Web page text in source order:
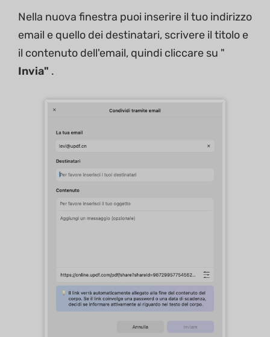
Nella nuova finestra puoi inserire il tuo indirizzo
email e quello dei destinatari, scrivere il titolo e
il contenuto dell'email, quindi cliccare su "
Invia" .